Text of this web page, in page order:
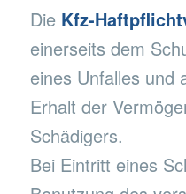
Die Kfz-
einerseits dem
eines Unfalles und
Erhalt der
Schädigers.
Bei Eintritt eines